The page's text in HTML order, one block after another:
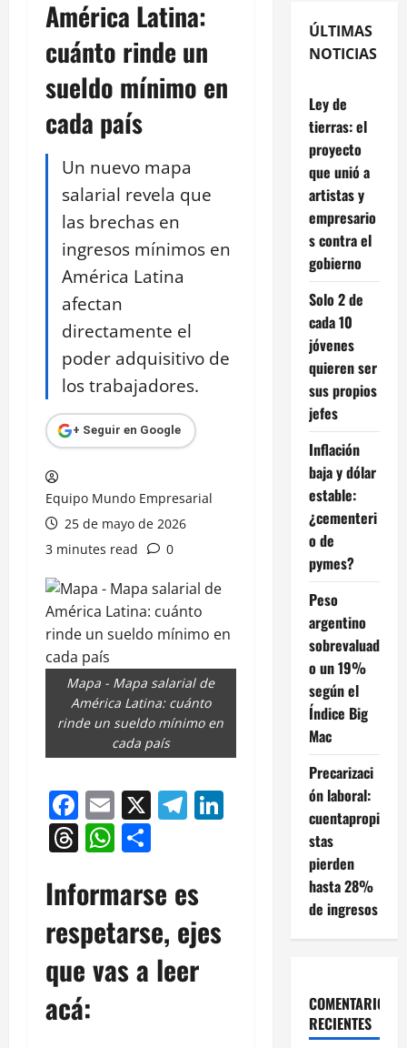
América Latina:
cuánto rinde un
sueldo mínimo en
cada país
Un nuevo mapa
salarial revela que
las brechas en
ingresos mínimos en
América Latina
afectan
directamente el
poder adquisitivo de
los trabajadores.
+ Seguir en Google
Equipo Mundo Empresarial
25 de mayo de 2026
3 minutes read
0
Mapa - Mapa salarial de
América Latina: cuánto
rinde un sueldo mínimo en
cada país
Facebook
Email
X Telegram
LinkedIn
Threads
WhatsApp
Informarse es
respetarse, ejes
que vas a leer
acá:
ÚLTIMAS
NOTICIAS
Ley de
tierras: el
proyecto
que unió a
artistas y
empresario
s contra el
gobierno
Solo 2 de
cada 10
jóvenes
quieren ser
sus propios
jefes
Inflación
baja y dólar
estable:
¿cementeri
o de
pymes?
Peso
argentino
sobrevaluad
o un 19%
según el
Índice Big
Mac
Precarizaci
ón laboral:
cuentapropi
stas
pierden
hasta 28%
de ingresos
COMENTARIOS
RECIENTES